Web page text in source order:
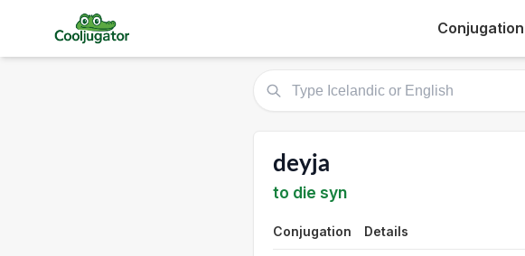
Conjugation
deyja
to die syn
Conjugation Details